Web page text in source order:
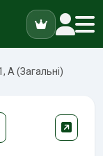
А (Загальні)